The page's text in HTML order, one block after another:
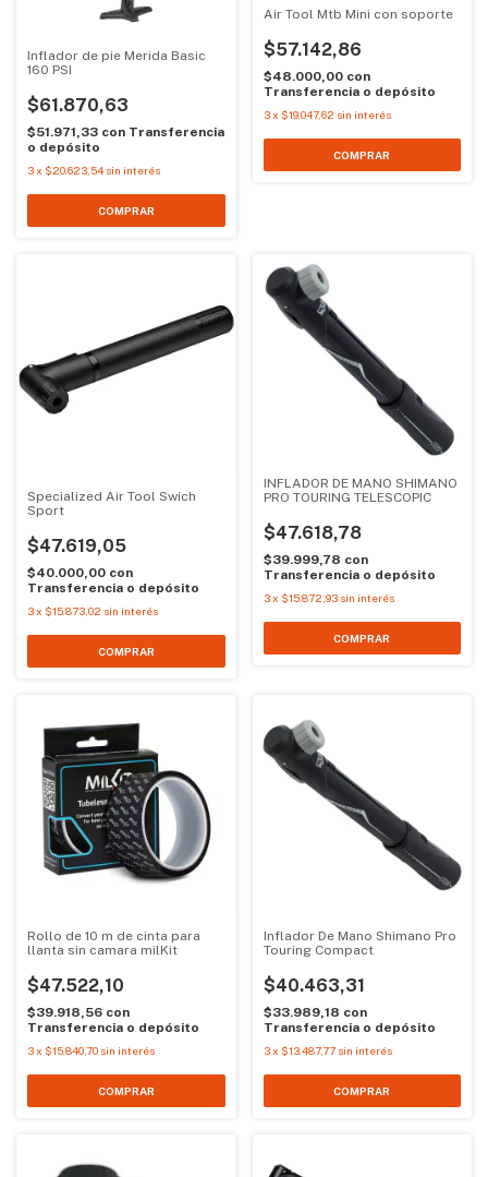
Inflador de pie Merida Basic
160 PSI
$61.870,63
$51.971,33 con Transferencia
o depósito
3x $20.623,54 sin interés
Air Tool Mtb Mini con soporte
$57.142,86
$48.000,00 con
Transferencia o depósito
3 x $19.047,62 sin interés
Specialized Air Tool Swich
Sport
$47.619,05
$40.000,00 con
Transferencia o depósito
3x $15.873,02 sin interés
INFLADOR DE MANO SHIMANO
PRO TOURING TELESCOPIC
$47.618,78
$39.999,78 con
Transferencia o depósito
3 x $15.872,93 sin interés
Rollo de 10 m de cinta para
llanta sin camara milKit
$47.522,10
$39.918,56 con
Transferencia o depósito
3x $15.840,70 sin interés
COMPRAR
Inflador De Mano Shimano Pro
Touring Compact
$40.463,31
$33.989,18 con
Transferencia o depósito
3 x $13.487,77 sin interés